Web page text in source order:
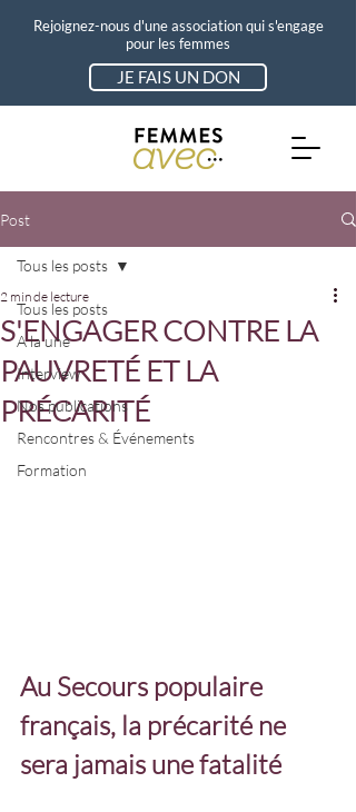
Rejoignez-nous d'une association qui s'engage
pour les femmes
JE FAIS UN DON
Post
Tous les posts
A la une
Interview
Nos publications
Rencontres & Événements
Formation
Tous les posts
S'ENGAGER CONTRE LA
PAUVRETÉ ET LA
PRÉCARITÉ
2 min de lecture
Au Secours populaire
français, la précarité ne
sera jamais une fatalité